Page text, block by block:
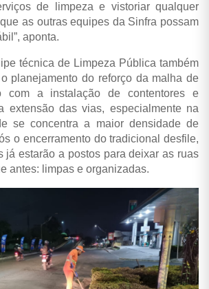
de limpeza e vistoriar qualquer
as outras equipes da Sinfra possam
aponta.
técnica de Limpeza Pública também
planejamento do reforço da malha de
com a instalação de contentores e
extensão das vias, especialmente na
se concentra a maior densidade de
o encerramento do tradicional desfile,
já estarão a postos para deixar as ruas
antes: limpas e organizadas.